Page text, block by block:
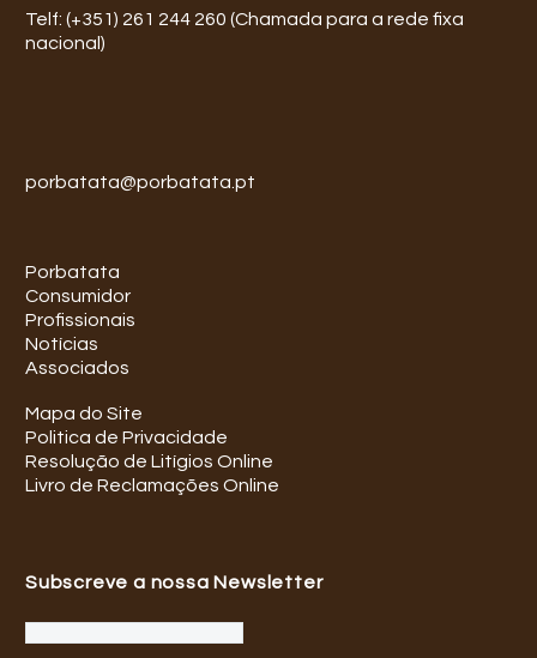
Telf: (+351) 261 244 260 (Chamada para a rede fixa
nacional)
porbatata@porbatata.pt
Porbatata
Consumidor
Profissionais
Notícias
Associados
Mapa do Site
Politica de Privacidade
Resolução de Litígios Online
Livro de Reclamações Online
Subscreve a nossa Newsletter